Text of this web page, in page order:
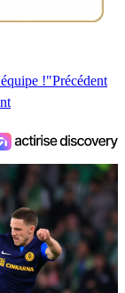
!"Précédent